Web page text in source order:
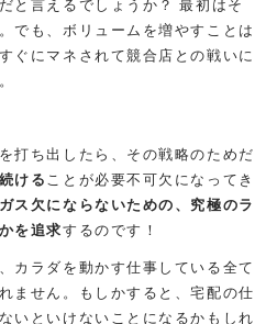
と言えるでしょうか？ 最初はそ
でも、ボリュームを増やすことは
ぐにマネされて競合店との戦いに
打ち出したら、その戦略のためだ
ける ことが必要不可欠になってき
ス欠にならないための、究極のラ
を追求するのです！
カラダを動かす仕事している全て
ません。もしかすると、宅配の仕
いといけないことになるかもしれ